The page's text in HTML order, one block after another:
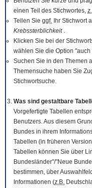
einen Teil des Stichwortes,
Teilen Sie ggf. Ihr Stichwort
Krebssterblichkeit .
Klicken Sie bei der
wählen Sie die Option
Suchen Sie in den Themen
Themensuche haben Sie
Stichwortsuche.
Was sind gestaltbare
Vorgefertigte Tabellen
Benutzers. Aus diesem
Bundes in ihrem
Tabellen (in früheren
Tabellen können Sie über
Bundesländer"/"Neue
bestimmen, über
Informationen (z.B.